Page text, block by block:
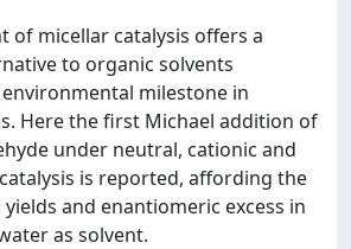
of micellar catalysis offers a
to organic solvents
milestone in
Here the first Michael addition of
under neutral, cationic and
is reported, affording the
and enantiomeric excess in
as solvent.